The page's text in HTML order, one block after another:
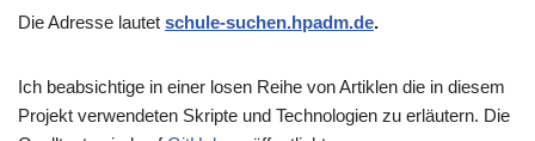
Die Adresse lautet schule-suchen.hpadm.de.
Ich beabsichtige in einer losen Reihe von Artiklen die in diesem
Projekt verwendeten Skripte und Technologien zu erläutern. Die